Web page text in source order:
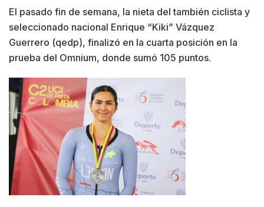
El pasado fin de semana, la nieta del también ciclista y
seleccionado nacional Enrique “Kiki” Vázquez
Guerrero (qedp), finalizó en la cuarta posición en la
prueba del Omnium, donde sumó 105 puntos.